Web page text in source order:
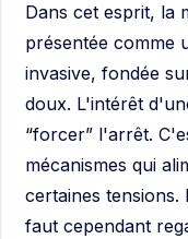
Dans cet esprit, la
présentée comme
invasive, fondée
doux. L'intérêt
“forcer” l'arrêt.
mécanismes qui
certaines
faut cependant